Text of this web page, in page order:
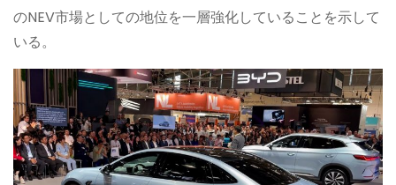
のNEV市場としての地位を一層強化していることを示して
いる。